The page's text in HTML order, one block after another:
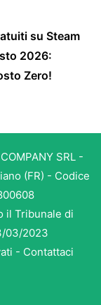
su Steam
2026:
Zero!
SRL -
(FR) - Codice
il Tribunale di
03/2023
- Contattaci